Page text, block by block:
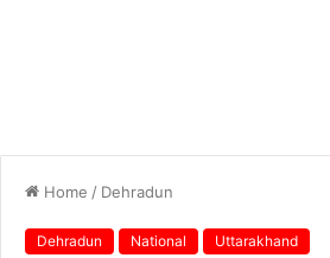
Home / Dehradun
Dehradun National Uttarakhand